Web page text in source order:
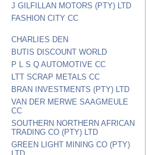
J GILFILLAN MOTORS (PTY) LTD
FASHION CITY CC
CHARLIES DEN
BUTIS DISCOUNT WORLD
P L S Q AUTOMOTIVE CC
LTT SCRAP METALS CC
BRAN INVESTMENTS (PTY) LTD
VAN DER MERWE SAAGMEULE
CC
SOUTHERN NORTHERN AFRICAN
TRADING CO (PTY) LTD
GREEN LIGHT MINING CO (PTY)